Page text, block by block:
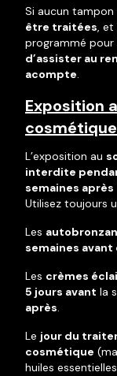
Si aucun tampon
être traitées, et
programmé pour
d’assister au
acompte.
Exposition
L’exposition au
interdite
semaines après
Utilisez toujours
Les
semaines avant
Les crèmes
5 jours avant la
après.
Le jour du
cosmétique
huiles